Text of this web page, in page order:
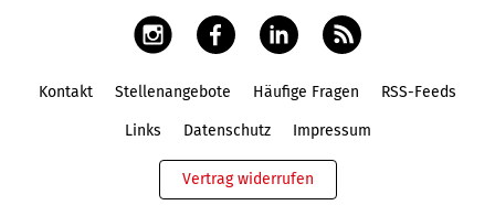
Kontakt Stellenangebote Häufige Fragen RSS-Feeds
Links Datenschutz Impressum
Vertrag widerrufen